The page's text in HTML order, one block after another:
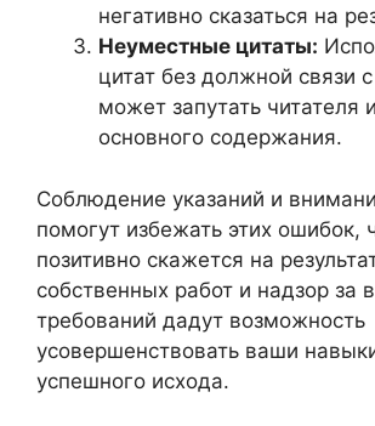
негативно сказаться на
Неуместные цитаты:
цитат без должной связи
может запутать читателя
основного содержания.
Соблюдение указаний и
помогут избежать этих ошибок,
позитивно скажется на
собственных работ и надзор за
требований дадут возможность
усовершенствовать ваши
успешного исхода.